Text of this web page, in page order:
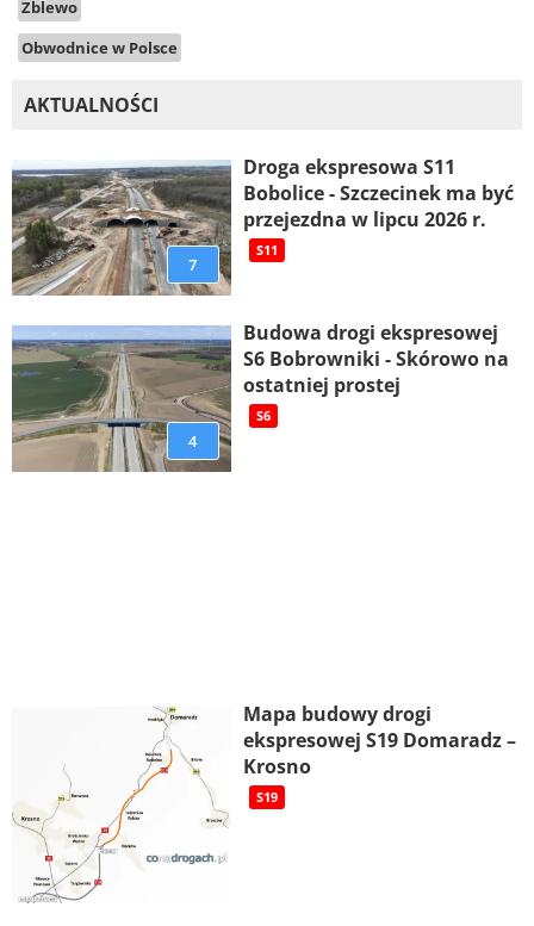
Zblewo
Obwodnice w Polsce
AKTUALNOŚCI
7
Droga ekspresowa S11
Bobolice - Szczecinek ma być
przejezdna w lipcu 2026 r.
S11
4
Budowa drogi ekspresowej
S6 Bobrowniki - Skórowo na
ostatniej prostej
S6
Mapa budowy drogi
ekspresowej S19 Domaradz –
Krosno
S19